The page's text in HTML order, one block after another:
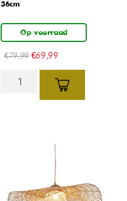
36cm
Op voorraad
€79,99 €69,99